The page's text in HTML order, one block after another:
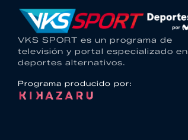
VKS SPORT es un programa de
televisión y portal especializado en
deportes alternativos.
Programa producido por: